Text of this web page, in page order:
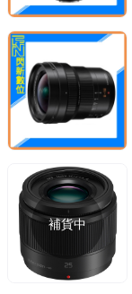
補貨中